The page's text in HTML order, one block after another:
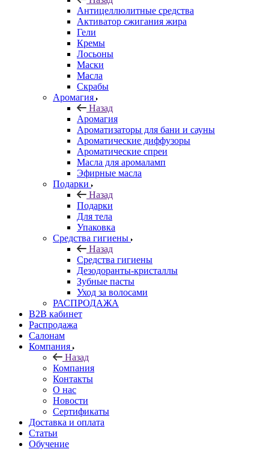
Антицеллюлитные средства
Активатор сжигания жира
Гели
Кремы
Лосьоны
Маски
Масла
Скрабы
Аромагия
Назад
Аромагия
Ароматизаторы для бани и сауны
Ароматические диффузоры
Ароматические спреи
Масла для аромаламп
Эфирные масла
Подарки
Назад
Подарки
Для тела
Упаковка
Средства гигиены
Назад
Средства гигиены
Дезодоранты-кристаллы
Зубные пасты
Уход за волосами
РАСПРОДАЖА
B2B кабинет
Распродажа
Салонам
Компания
Назад
Компания
Контакты
О нас
Новости
Сертификаты
Доставка и оплата
Статьи
Обучение